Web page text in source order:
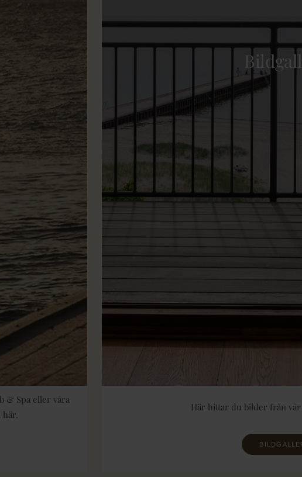
& Spa eller våra
Här hittar du bilder från